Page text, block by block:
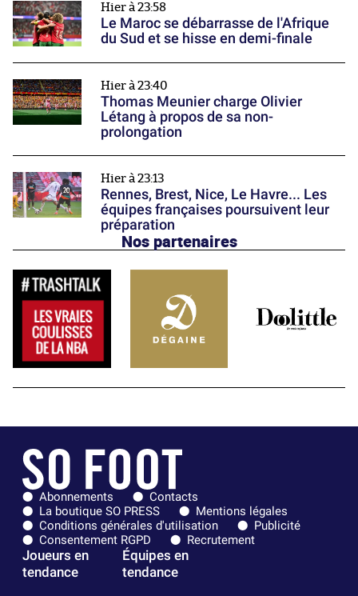
Hier à 23:58
Le Maroc se débarrasse de l'Afrique
du Sud et se hisse en demi-finale
Hier à 23:40
Thomas Meunier charge Olivier
Létang à propos de sa non-
prolongation
Hier à 23:13
Rennes, Brest, Nice, Le Havre... Les
équipes françaises poursuivent leur
préparation
Nos partenaires
Abonnements
Contacts
La boutique SO PRESS
Mentions légales
Conditions générales d'utilisation
Publicité
Consentement RGPD
Recrutement
Joueurs en
tendance
Équipes en
tendance